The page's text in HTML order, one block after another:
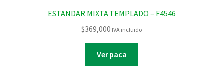
ESTANDAR MIXTA TEMPLADO – F4546
$369,000 IVA incluido
Ver paca